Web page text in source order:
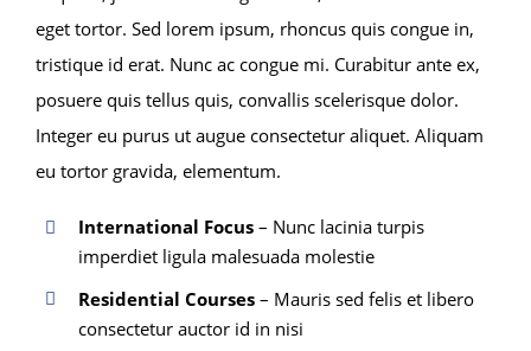
eget tortor. Sed lorem ipsum, rhoncus quis congue in,
tristique id erat. Nunc ac congue mi. Curabitur ante ex,
posuere quis tellus quis, convallis scelerisque dolor.
Integer eu purus ut augue consectetur aliquet. Aliquam
eu tortor gravida, elementum.
International Focus – Nunc lacinia turpis
imperdiet ligula malesuada molestie
Residential Courses – Mauris sed felis et libero
consectetur auctor id in nisi